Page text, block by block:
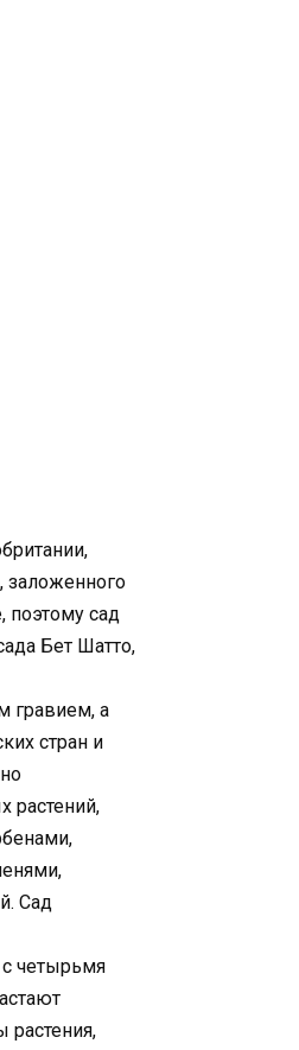
заложенного
поэтому сад
Бет Шатто,
гравием, а
стран и
растений,
Сад
четырьмя
растения,